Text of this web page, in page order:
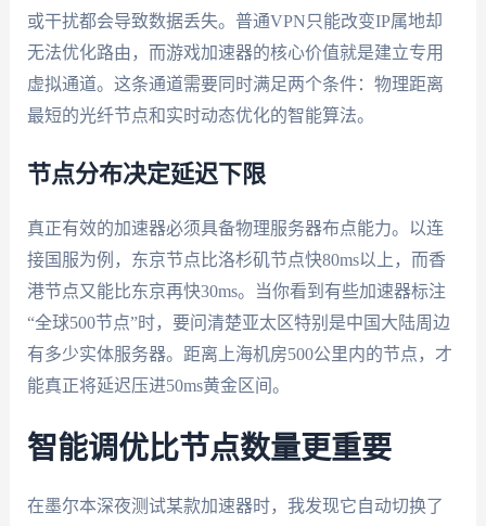
或干扰都会导致数据丢失。普通VPN只能改变IP属地却
无法优化路由，而游戏加速器的核心价值就是建立专用
虚拟通道。这条通道需要同时满足两个条件：物理距离
最短的光纤节点和实时动态优化的智能算法。
节点分布决定延迟下限
真正有效的加速器必须具备物理服务器布点能力。以连
接国服为例，东京节点比洛杉矶节点快80ms以上，而香
港节点又能比东京再快30ms。当你看到有些加速器标注
“全球500节点”时，要问清楚亚太区特别是中国大陆周边
有多少实体服务器。距离上海机房500公里内的节点，才
能真正将延迟压进50ms黄金区间。
智能调优比节点数量更重要
在墨尔本深夜测试某款加速器时，我发现它自动切换了